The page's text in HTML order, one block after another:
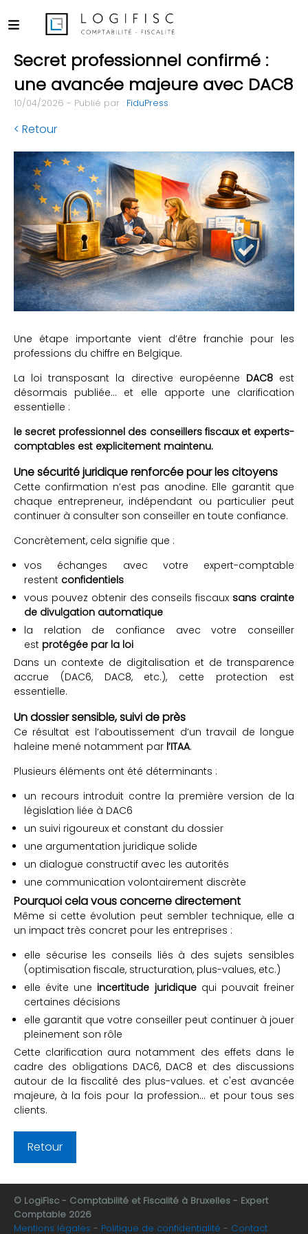
Secret professionnel confirmé :
une avancée majeure avec DAC8
10/04/2026 - Publié par : FiduPress
< Retour
Une étape importante vient d’être franchie pour les
professions du chiffre en Belgique.
La loi transposant la directive européenne DAC8est
désormais publiée… et elle apporte une clarification
essentielle :
le secret professionnel des conseillers fiscaux et experts-
comptables est explicitement maintenu.
Une sécurité juridique renforcée pour les citoyens
Cette confirmation n’est pas anodine. Elle garantit que
chaque entrepreneur, indépendant ou particulier peut
continuer à consulter son conseiller en toute confiance.
Concrètement, cela signifie que :
vos échanges avec votre expert-comptable
restent confidentiels
vous pouvez obtenir des conseils fiscaux sans crainte
de divulgation automatique
la relation de confiance avec votre conseiller
est protégée par la loi
Dans un contexte de digitalisation et de transparence
accrue (DAC6, DAC8, etc.), cette protection est
essentielle.
Un dossier sensible, suivi de près
Ce résultat est l’aboutissement d’un travail de longue
haleine mené notamment par l’ITAA.
Plusieurs éléments ont été déterminants :
un recours introduit contre la première version de la
législation liée à DAC6
un suivi rigoureux et constant du dossier
une argumentation juridique solide
un dialogue constructif avec les autorités
une communication volontairement discrète
Pourquoi cela vous concerne directement
Même si cette évolution peut sembler technique, elle a
un impact très concret pour les entreprises :
elle sécurise les conseils liés à des sujets sensibles
(optimisation fiscale, structuration, plus-values, etc.)
elle évite une incertitude juridiquequi pouvait freiner
certaines décisions
elle garantit que votre conseiller peut continuer à jouer
pleinement son rôle
Cette clarification aura notamment des effets dans le
cadre des obligations DAC6, DAC8 et des discussions
autour de la fiscalité des plus-values. et c'est avancée
majeure, à la fois pour la profession… et pour tous ses
clients.
Retour
© LogiFisc - Comptabilité et Fiscalité à Bruxelles - Expert
Comptable 2026
Mentions légales
Politique de confidentialité Contact